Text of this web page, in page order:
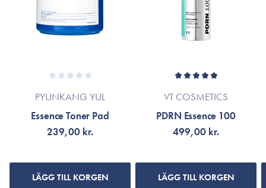
PYUNKANG YUL
Essence Toner Pad
239,00 kr.
LÄGG TILL KORGEN
VT COSMETICS
PDRN Essence 100
499,00 kr.
LÄGG TILL KORGEN